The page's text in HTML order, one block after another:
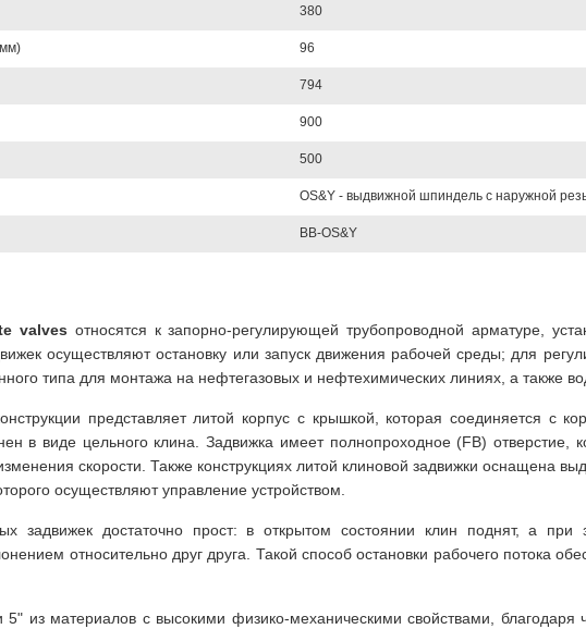
380
96
794
900
500
OS&Y - выдвижной шпиндель с наружной
BB-OS&Y
valves относятся к запорно-регулирующей трубопроводной арматуре,
осуществляют остановку или запуск движения рабочей среды; для
типа для монтажа на нефтегазовых и нефтехимических линиях, а также
представляет литой корпус с крышкой, которая соединяется с
в виде цельного клина. Задвижка имеет полнопроходное (FB) отверстие,
скорости. Также конструкциях литой клиновой задвижки оснащена
осуществляют управление устройством.
задвижек достаточно прост: в открытом состоянии клин поднят, а при
относительно друг друга. Такой способ остановки рабочего потока
5" из материалов с высокими физико-механическими свойствами,